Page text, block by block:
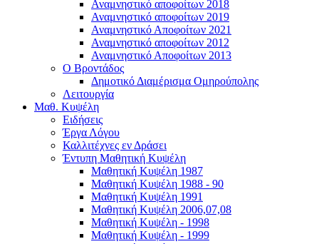
Αναμνηστικό αποφοίτων 2018
Αναμνηστικό αποφοίτων 2019
Αναμνηστικό Αποφοίτων 2021
Αναμνηστικό αποφοίτων 2012
Αναμνηστικό Αποφοίτων 2013
Ο Βροντάδος
Δημοτικό Διαμέρισμα Ομηρούπολης
Λειτουργία
Μαθ. Κυψέλη
Ειδήσεις
Έργα Λόγου
Καλλιτέχνες εν Δράσει
Έντυπη Μαθητική Κυψέλη
Μαθητική Κυψέλη 1987
Μαθητική Κυψέλη 1988 - 90
Μαθητική Κυψέλη 1991
Μαθητική Κυψέλη 2006,07,08
Μαθητική Κυψέλη - 1998
Μαθητική Κυψέλη - 1999